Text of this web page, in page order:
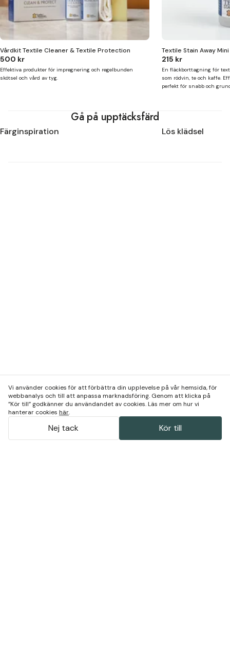
Vårdkit Textile Cleaner & Textile Protection
500 kr
Effektiva produkter för impregnering och regelbunden
skötsel och vård av tyg.
Textile Stain Away Mini
215 kr
En fläckborttagning för
som rödvin, te och kaffe.
perfekt för snabb och
Gå på upptäcksfärd
Färginspiration Lös klädsel
Vi använder cookies för att förbättra din upplevelse på vår hemsida, för
webbanalys och till att anpassa marknadsföring. Genom att klicka på
”Kör till” godkänner du användandet av cookies. Läs mer om hur vi
hanterar cookies här.
Nej tack Kör till